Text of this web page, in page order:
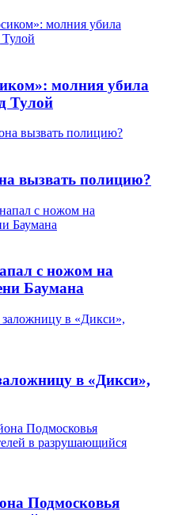
молния убила
Тулой
вызвать полицию?
с ножом на
Баумана
в «Дикси»,
Подмосковья